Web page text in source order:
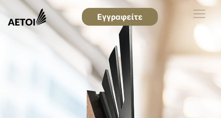
Εγγραφείτε